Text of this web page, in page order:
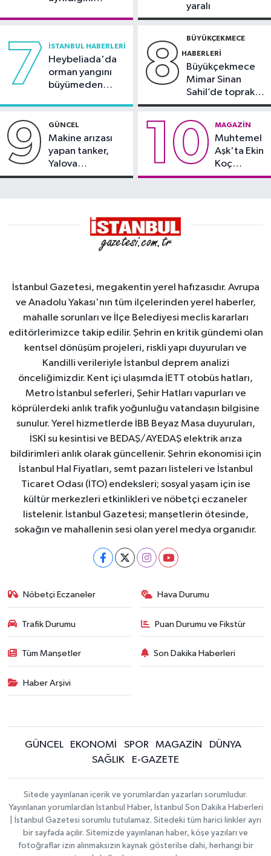
yaralı
7 İSTANBUL HABERLERI
Heybeliada'da
orman yangını
büyümeden
8 BÜYÜKÇEKMECE
HABERLERI
Büyükçekmece
Mimar Sinan
Sahil’de toprak
kayması
9 GÜNCEL
Makine arızası
yapan tanker,
Yalova
Demirleme
10 MAGAZIN
Muhtemel
Aşk'ta Ekin
Koç
damgası
İstanbul Gazetesi, megakentin yerel hafızasıdır. Avrupa
ve Anadolu Yakası'nın tüm ilçelerinden yerel haberler,
mahalle sorunları ve İlçe Belediyesi meclis kararları
editörlerimizce takip edilir. Şehrin en kritik gündemi olan
kentsel dönüşüm projeleri, riskli yapı duyuruları ve
Kandilli verileriyle İstanbul deprem analizi
önceliğimizdir. Kent içi ulaşımda İETT otobüs hatları,
Metro İstanbul seferleri, Şehir Hatları vapurları ve
köprülerdeki anlık trafik yoğunluğu vatandaşın bilgisine
sunulur. Yerel hizmetlerde İBB Beyaz Masa duyuruları,
İSKİ su kesintisi ve BEDAŞ/AYEDAŞ elektrik arıza
bildirimleri anlık olarak güncellenir. Şehrin ekonomisi için
İstanbul Hal Fiyatları, semt pazarı listeleri ve İstanbul
Ticaret Odası (İTO) endeksleri; sosyal yaşam için ise
kültür merkezleri etkinlikleri ve nöbetçi eczaneler
listelenir. İstanbul Gazetesi; manşetlerin ötesinde,
sokağın ve mahallenin sesi olan yerel medya organıdır.
Nöbetçi Eczaneler Hava Durumu
Trafik Durumu Puan Durumu ve Fikstür
Tüm Manşetler Son Dakika Haberleri
Haber Arşivi
GÜNCEL EKONOMİ SPOR MAGAZİN
DÜNYA
SAĞLIK
E-GAZETE
Sitede yayınlanan içerik ve yorumlardan yazarları sorumludur.
Yayınlanan yorumlardan İstanbul Haber, İstanbul Son Dakika Haberleri
| İstanbul Gazetesi sorumlu tutulamaz. Sitedeki tüm harici linkler ayrı
bir sayfada açılır. Sitemizde yayınlanan haber, köşe yazıları ve
fotoğraflar izin alınmaksızın kaynak gösterilse dahi, herhangi bir